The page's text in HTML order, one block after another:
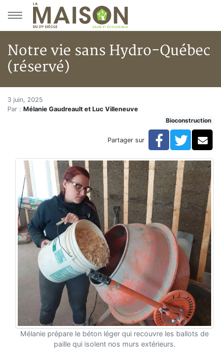
Aller au menu principal
Aller au contenu principal
Notre vie sans Hydro-Québec
(réservé)
Accueil
Articles
Notre vie sans Hydro-Québec (réservé)
Notre vie sans Hydro-Québec
3 juin, 2025
Par : Mélanie Gaudreault et Luc Villeneuve
Bioconstruction
Partager sur Facebook
Mélanie prépare le béton léger qui recouvre les ballots de
paille qui isolent nos murs extérieurs.